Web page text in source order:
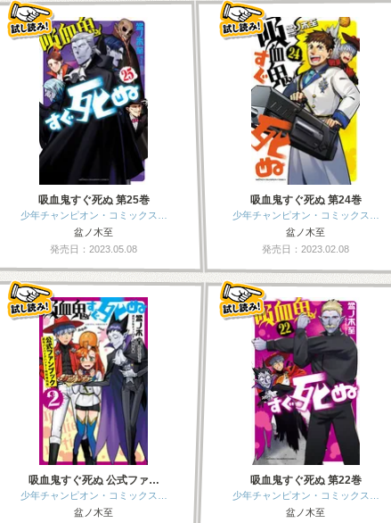
吸血鬼すぐ死ぬ 第25巻
少年チャンピオン・コミックス…
盆ノ木至
発売日：2023.05.08
吸血鬼すぐ死ぬ 第24巻
少年チャンピオン・コミックス…
盆ノ木至
発売日：2023.02.08
吸血鬼すぐ死ぬ 公式ファ…
少年チャンピオン・コミックス…
盆ノ木至
吸血鬼すぐ死ぬ 第22巻
少年チャンピオン・コミックス…
盆ノ木至